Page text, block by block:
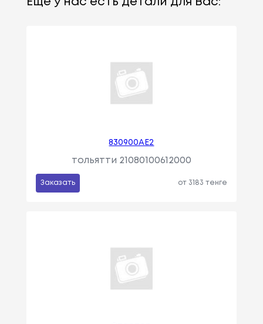
830900АЕ2
тольятти 21080100612000
Заказать от 3183 тенге